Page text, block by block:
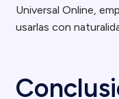
Universal Online,
usarlas con